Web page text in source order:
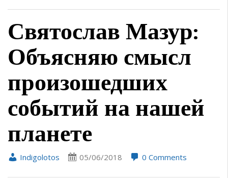
Святослав Мазур:
Объясняю смысл
произошедших
событий на нашей
планете
Indigolotos 05/06/2018 0 Comments